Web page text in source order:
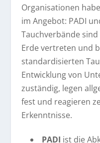
Organisationen
im Angebot: PADI
Tauchverbände
Erde vertreten und
standardisierten
Entwicklung von
zuständig, legen
fest und reagieren
Erkenntnisse.
PADI ist die